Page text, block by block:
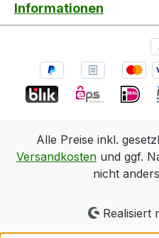
Informationen
Alle Preise inkl.
Versandkostenund ggf.
nicht
Realisiert